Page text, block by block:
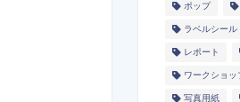
ポップ
ラベルシール
レポート
ワークショッ
写真用紙